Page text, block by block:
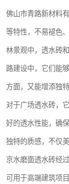
佛山市青路新材料
等特性，不易褪色
林景观中，透水砖
路建设中，它们能
方面，又能增添独
对于广场透水砖，
好的透水性能，确
独特的质感，不仅
京水磨面透水砖经
可用于高端建筑项